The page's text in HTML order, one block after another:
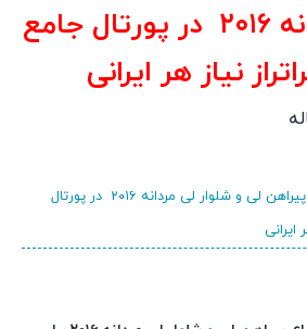
شلوار لی مردانه ۲۰۱۶ در پورتال جامع
نیاز هر ایرانی
شیک ترین تصاویر انواع پیراهن لی و شلوار لی مردانه ۲۰۱۶ در پورتال
ایرانی